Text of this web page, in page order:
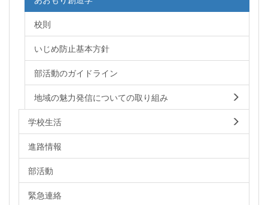
校則
いじめ防止基本方針
部活動のガイドライン
地域の魅力発信についての取り組み
学校生活
進路情報
部活動
緊急連絡